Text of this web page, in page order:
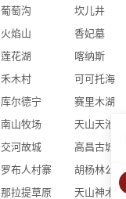
葡萄沟
坎儿井
火焰山
香妃墓
莲花湖
喀纳斯
禾木村
可可托海
库尔德宁
赛里木湖
南山牧场
天山天池
交河故城
高昌古城
罗布人村寨
胡杨林公园
那拉提草原
天山神木园